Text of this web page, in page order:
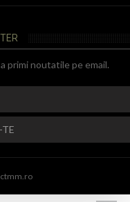
primi noutatile pe email.